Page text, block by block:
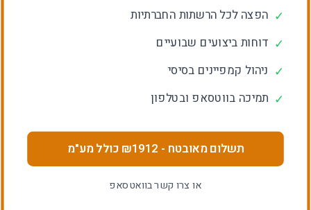
✓ הפצה לכל הרשתות החברתיות
✓ דוחות ביצועים שבועיים
✓ ניהול קמפיינים בסיסי
✓ תמיכה בווטסאפ ובטלפון
תשלום מאובטח - ₪
1912 כולל מע"מ
או צרו קשר בוואטסאפ